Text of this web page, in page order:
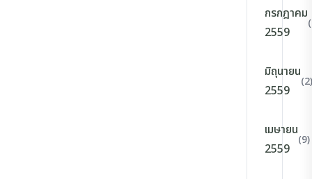
กรกฎาคม
2559
มิถุนายน
2559
(2)
เมษายน
2559
(9)